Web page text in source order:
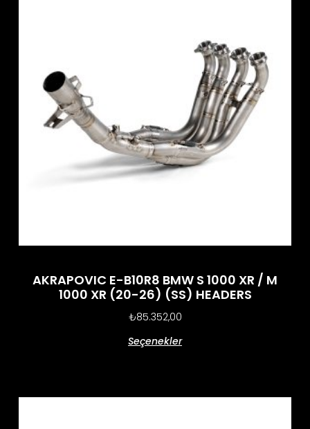
AKRAPOVIC E-B10R8 BMW S 1000 XR / M
1000 XR (20-26) (SS) HEADERS
₺85.352,00
Seçenekler